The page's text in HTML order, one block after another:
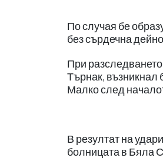
По случая бе
без сърдечна
При
Търнак, възникнал
Малко след
В резултат на
болницата в Бяла